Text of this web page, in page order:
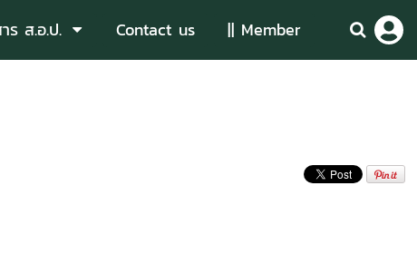
ร ส.อ.ป. Contact us || Member